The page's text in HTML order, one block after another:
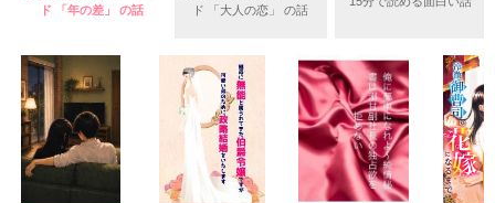
作品を読む
“幸せになりたい”
ただ、
それだけだった
☆★完結しました☆★
ド 「年の差」 の話
ド 「大人の恋」 の話